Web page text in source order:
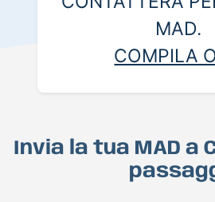
MAD.
COMPILA
Invia la tua MAD a